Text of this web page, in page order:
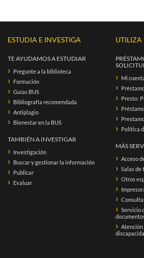
ESTUDIA E INVESTIGA
TE AYUDAMOS A ESTUDIAR
Pregunte a la biblioteca
Formación
Guías BUS
Bibliografía recomendada
Antiplagio
Bienestar en la BUS
TAMBIÉN A INVESTIGAR
Investigación
Buscar y gestionar la información
Publicar
Evaluar
UTILIZA
Mi
Presto:
Política
MÁS
Acceso
Salas de
Otros
Servicio
Atención